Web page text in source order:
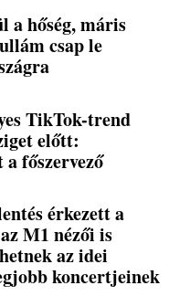
a hőség, máris
csap le
TikTok-trend
előtt:
főszervező
érkezett a
M1 nézői is
az idei
koncertjeinek